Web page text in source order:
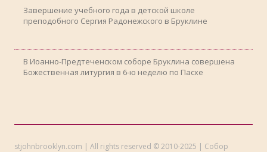
Завершение учебного года в детской школе
преподобного Сергия Радонежского в Бруклине
В Иоанно-Предтеченском соборе Бруклина совершена
Божественная литургия в 6-ю неделю по Пасхе
stjohnbrooklyn.com | All rights reserved © 2010-2025 | Собор